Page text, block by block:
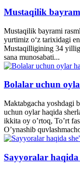
Mustaqilik
Mustaqilik bayrami
yurtimiz o‘z tarixidagi
Mustaqilligining 34
sana munosabati...
Bolalar uchun
Maktabgacha yoshdagi
uchun oylar haqida
ikkita oy o’rtoq, To’rt
O’ynashib
Sayyoralar